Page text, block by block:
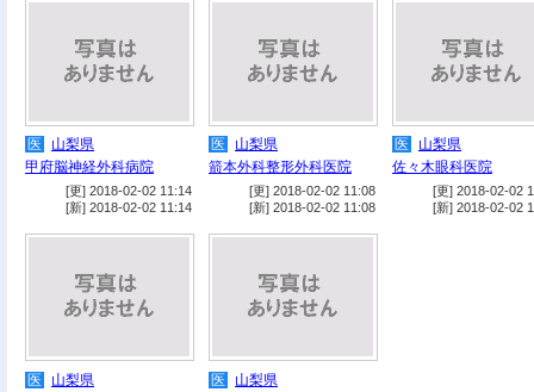
医
山梨県
甲府脳神経外科病院
[更] 2018-02-02 11:14
[新] 2018-02-02 11:14
医
山梨県
箭本外科整形外科医院
[更] 2018-02-02 11:08
[新] 2018-02-02 11:08
医
山梨県
佐々木眼科医院
[更] 2018-02-02
[新] 2018-02-02
医
山梨県
医
山梨県